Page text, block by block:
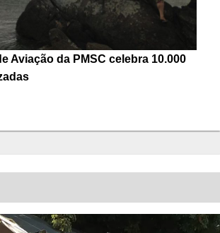
Aviação da PMSC celebra 10.000